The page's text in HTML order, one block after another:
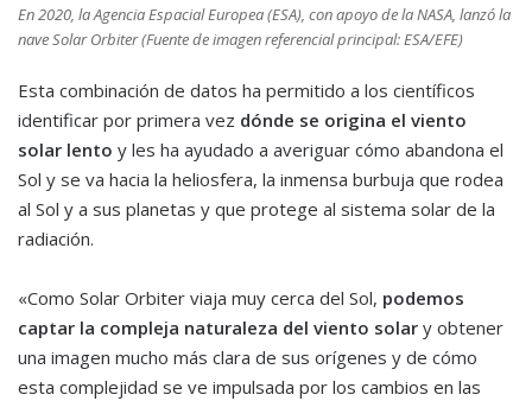
En 2020, la Agencia Espacial Europea (ESA), con apoyo de la NASA, lanzó la
nave Solar Orbiter (Fuente de imagen referencial principal: ESA/EFE)
Esta combinación de datos ha permitido a los científicos
identificar por primera vez dónde se origina el viento
solar lento y les ha ayudado a averiguar cómo abandona el
Sol y se va hacia la heliosfera, la inmensa burbuja que rodea
al Sol y a sus planetas y que protege al sistema solar de la
radiación.
«Como Solar Orbiter viaja muy cerca del Sol, podemos
captar la compleja naturaleza del viento solar y obtener
una imagen mucho más clara de sus orígenes y de cómo
esta complejidad se ve impulsada por los cambios en las